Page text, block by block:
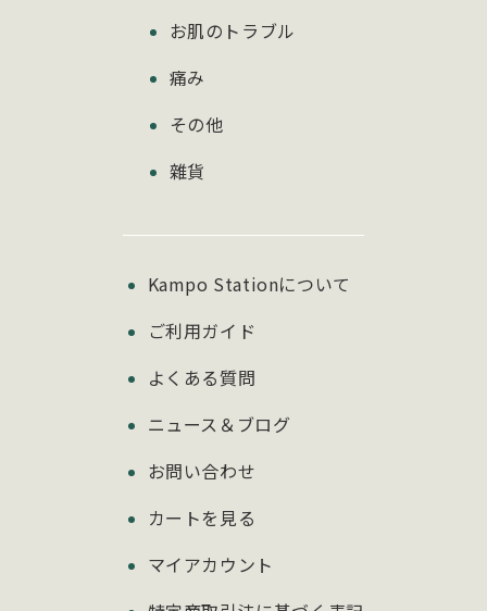
お肌のトラブル
痛み
その他
雜貨
Kampo Stationについて
ご利用ガイド
よくある質問
ニュース＆ブログ
お問い合わせ
カートを見る
マイアカウント